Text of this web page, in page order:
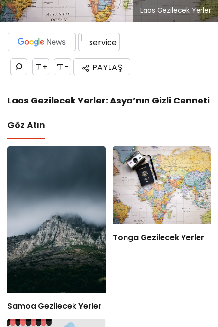
Laos Gezilecek Yerler
+ - PAYLAŞ
Laos Gezilecek Yerler: Asya’nın Gizli Cenneti
Göz Atın
Samoa Gezilecek Yerler
Tonga Gezilecek Yerler